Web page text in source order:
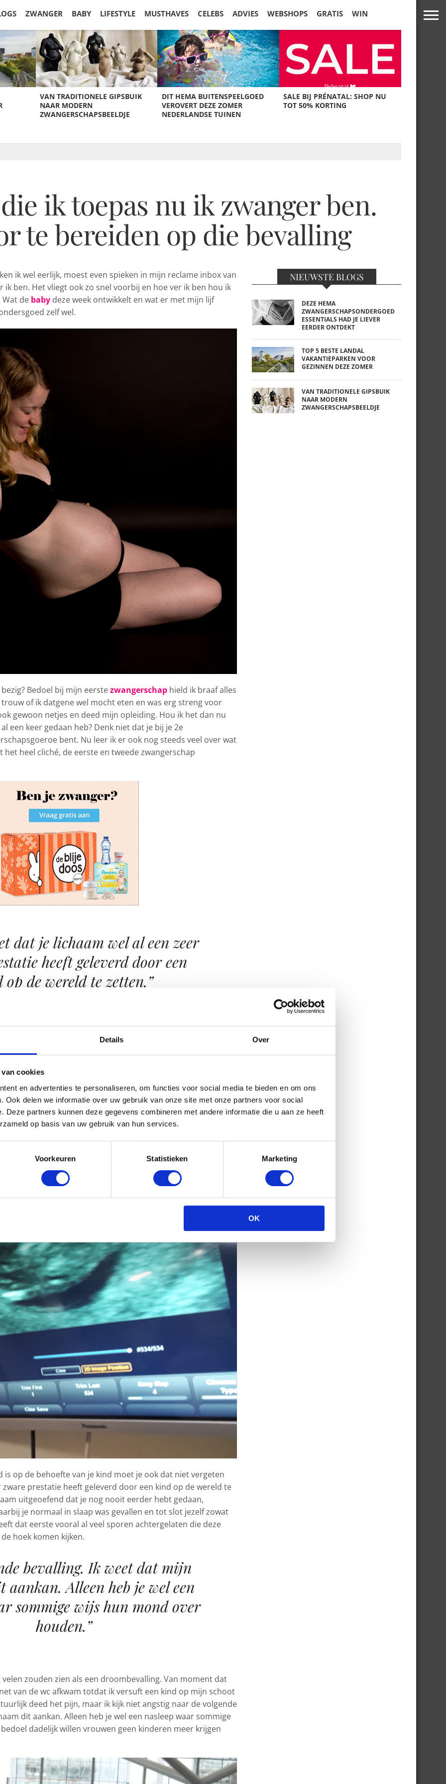
Details Over
cookies
en advertenties te personaliseren, om functies voor social media te bieden en om ons
Ook delen we informatie over uw gebruik van onze site met onze partners voor social
Deze partners kunnen deze gegevens combineren met andere informatie die u aan ze heeft
op basis van uw gebruik van hun services.
Voorkeuren Statistieken Marketing
OK
ZWANGER BABY LIFESTYLE MUSTHAVES CELEBS ADVIES WEBSHOPS GRATIS WIN
VAN TRADITIONELE GIPSBUIK
NAAR MODERN
ZWANGERSCHAPSBEELDJE
DIT HEMA BUITENSPEELGOED
VEROVERT DEZE ZOMER
NEDERLANDSE TUINEN
SALE BIJ PRÉNATAL: SHOP NU
TOT 50% KORTING
ik toepas nu ik zwanger ben.
te bereiden op die bevalling
ik wel eerlijk, moest even spieken in mijn reclame inbox van
ik ben. Het vliegt ook zo snel voorbij en hoe ver ik ben hou ik
de baby deze week ontwikkelt en wat er met mijn lijf
zelf wel.
Bedoel bij mijn eerstezwangerschap hield ik braaf alles
of ik datgene wel mocht eten en was erg streng voor
gewoon netjes en deed mijn opleiding. Hou ik het dan nu
een keer gedaan heb? Denk niet dat je bij je 2e
bent. Nu leer ik er ook nog steeds veel over wat
het heel cliché, de eerste en tweede zwangerschap
dat je lichaam wel al een zeer
heeft geleverd door een
op de wereld te zetten.”
is omdat er een ander kindje in je zit. Qua jongen of
dit wordt ook een kereltje. Ik denk dat het verschil in de
gekregen. Bedoel als ik kijk naar de veranderingen in mijn
en nacht tegenover toen Trey er nog niet was. Alleen nog
stel er komt een nummer 3, zal dat dan weer anders zijn?
is op de behoefte van je kind moet je ook dat niet vergeten
zware prestatie heeft geleverd door een kind op de wereld te
uitgeoefend dat je nog nooit eerder hebt gedaan,
je normaal in slaap was gevallen en tot slot jezelf zowat
dat eerste vooral al veel sporen achtergelaten die deze
hoek komen kijken.
bevalling. Ik weet dat mijn
aankan. Alleen heb je wel een
sommige wijs hun mond over
houden.”
zouden zien als een droombevalling. Van moment dat
van de wc afkwam totdat ik versuft een kind op mijn schoot
deed het pijn, maar ik kijk niet angstig naar de volgende
dit aankan. Alleen heb je wel een nasleep waar sommige
dadelijk willen vrouwen geen kinderen meer krijgen
NIEUWSTE BLOGS
DEZE HEMA
ZWANGERSCHAPSONDERGOED
ESSENTIALS HAD JE LIEVER
EERDER ONTDEKT
TOP 5 BESTE LANDAL
VAKANTIEPARKEN VOOR
GEZINNEN DEZE ZOMER
VAN TRADITIONELE GIPSBUIK
NAAR MODERN
ZWANGERSCHAPSBEELDJE